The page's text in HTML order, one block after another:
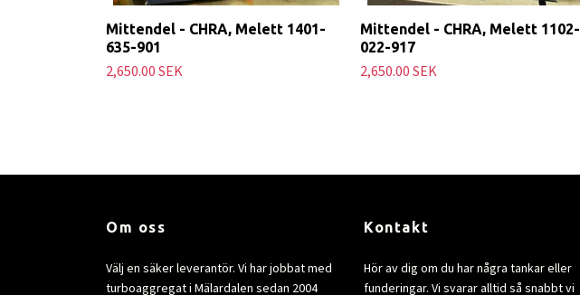
Mittendel - CHRA, Melett 1401-
635-901
2,650.00 SEK
Mittendel - CHRA, Melett 1102-
022-917
2,650.00 SEK
Om oss
Välj en säker leverantör. Vi har jobbat med
turboaggregat i Mälardalen sedan 2004
Kontakt
Hör av dig om du har några tankar eller
funderingar. Vi svarar alltid så snabbt vi